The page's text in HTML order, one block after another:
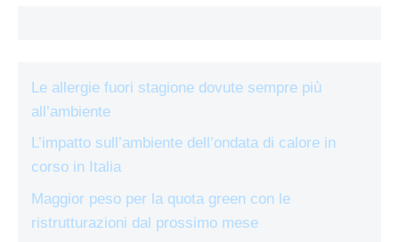
Le allergie fuori stagione dovute sempre più
all’ambiente
L’impatto sull’ambiente dell’ondata di calore in
corso in Italia
Maggior peso per la quota green con le
ristrutturazioni dal prossimo mese